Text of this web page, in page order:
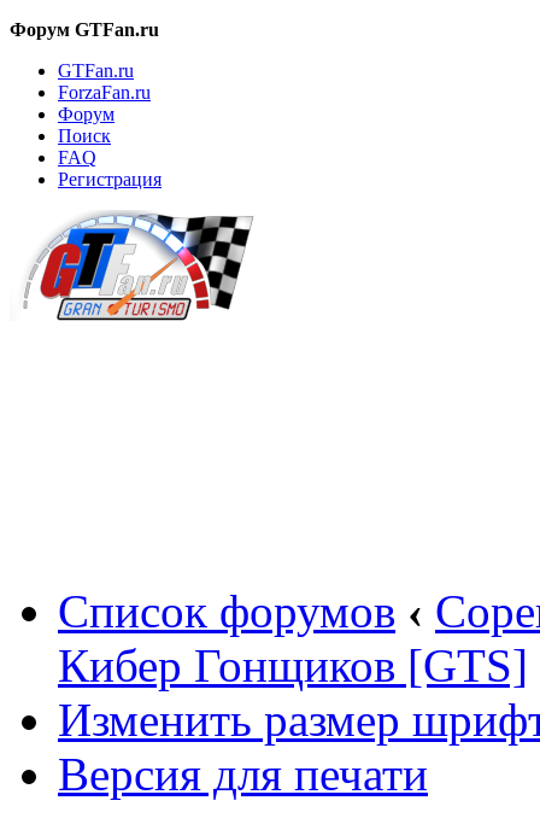
Форум GTFan.ru
GTFan.ru
ForzaFan.ru
Форум
Поиск
FAQ
Регистрация
Список форумов ‹
Кибер Гонщиков [GTS]
Изменить размер
Версия для печати